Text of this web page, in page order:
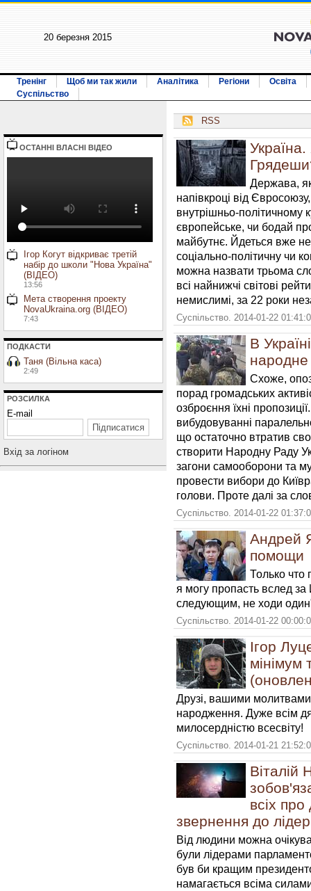
20 березня 2015
Тренінг Щоб ми так жили Аналітика Регіони
Освіта
Суспільство
ОСТАННI ВЛАСНI ВIДЕО
Ігор Когут відкриває третій
набір до школи "Нова Україна"
(ВІДЕО)
13:56
Мета створення проекту
NovaUkraina.org (ВІДЕО)
7:43
ПОДКАСТИ
Таня (Вільна каса)
2:49
РОЗСИЛКА
E-mail
Вхiд за логiном
RSS
Держава,
напівкроці від
внутрішньо-політичному
європейське, чи бодай
майбутнє. Йдеться вже не
соціально-політичну чи
можна назвати трьома
всі найнижчі світові
немислимі, за 22 роки
Суспільство. 2014-01-22
В
народне
Схоже,
порад громадських
озброєння їхні
вибудовуванні
що остаточно втратив
створити Народну Раду
загони самооборони та
провести вибори до
голови. Проте далі за
Суспільство. 2014-01-22
Андрей
помощи
Только что
я могу пропасть вслед
следующим, не ходи
Суспільство. 2014-01-22
Ігор
мінімум
Друзі, вашими молитвами
народження. Дуже всім
милосердністю всесвіту!
Суспільство. 2014-01-21
всіх про
звернення до
Від людини можна
були лідерами
був би кращим
намагається всіма